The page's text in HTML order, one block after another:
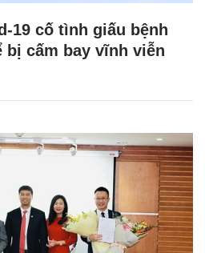
19 cố tình giấu bệnh
bị cấm bay vĩnh viễn